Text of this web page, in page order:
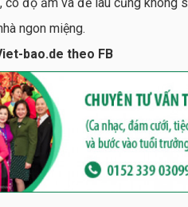
ngon miệng.
bao.de theo FB